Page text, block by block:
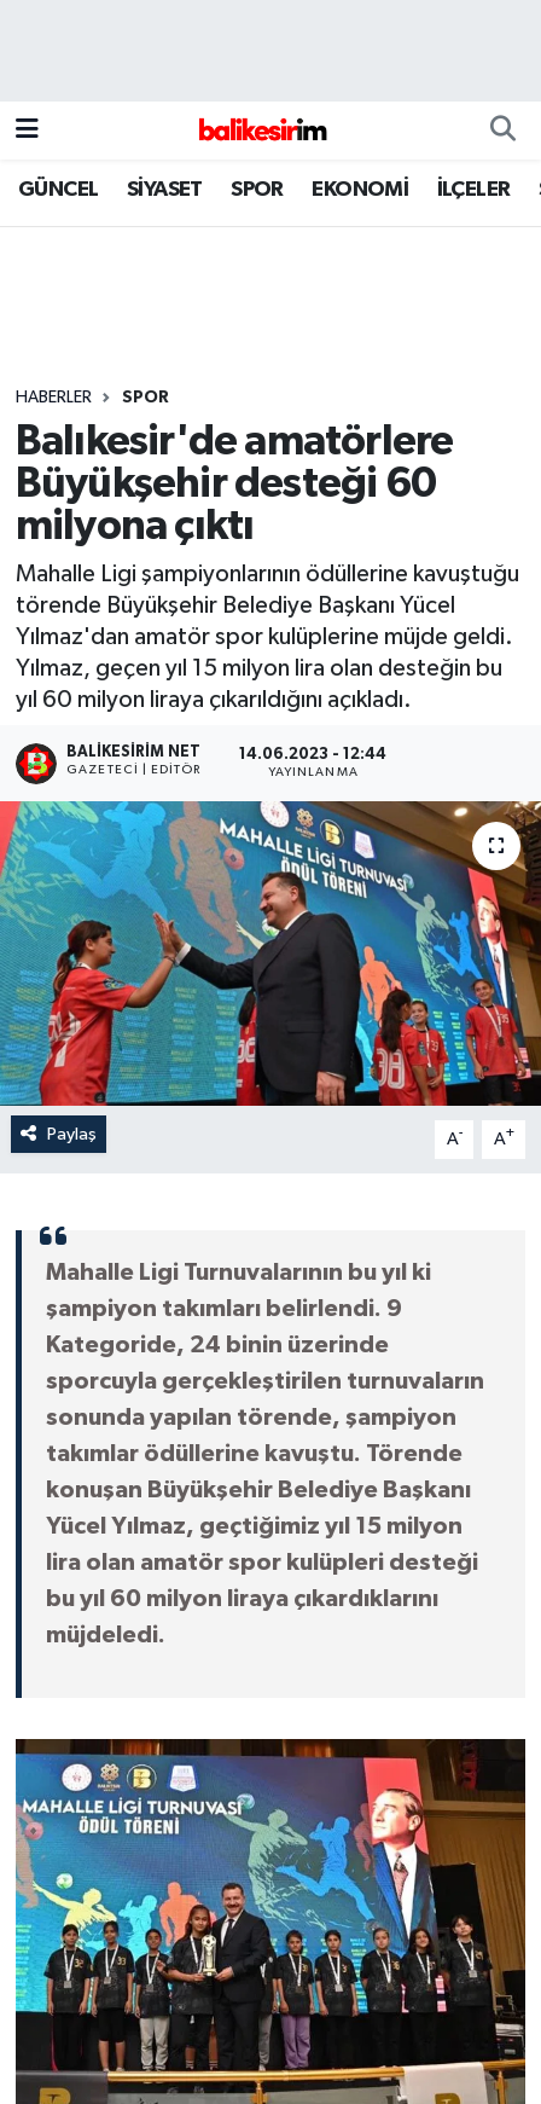
GÜNCEL SİYASET SPOR EKONOMİ İLÇELER
HABERLER SPOR
Balıkesir'de amatörlere
Büyükşehir desteği 60
milyona çıktı
Mahalle Ligi şampiyonlarının ödüllerine kavuştuğu
törende Büyükşehir Belediye Başkanı Yücel
Yılmaz'dan amatör spor kulüplerine müjde geldi.
Yılmaz, geçen yıl 15 milyon lira olan desteğin bu
yıl 60 milyon liraya çıkarıldığını açıkladı.
BALIKESIRIM NET
GAZETECI | EDITÖR
14.06.2023 - 12:44
YAYINLANMA
Paylaş A- A+
Mahalle Ligi Turnuvalarının bu yıl ki
şampiyon takımları belirlendi. 9
Kategoride, 24 binin üzerinde
sporcuyla gerçekleştirilen turnuvaların
sonunda yapılan törende, şampiyon
takımlar ödüllerine kavuştu. Törende
konuşan Büyükşehir Belediye Başkanı
Yücel Yılmaz, geçtiğimiz yıl 15 milyon
lira olan amatör spor kulüpleri desteği
bu yıl 60 milyon liraya çıkardıklarını
müjdeledi.